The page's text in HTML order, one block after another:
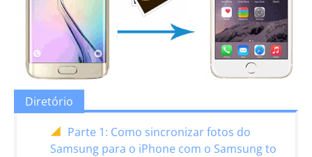
Diretório
Parte 1: Como sincronizar fotos do
Samsung para o iPhone com o Samsung to